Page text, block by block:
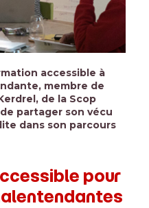
accessible à
membre de
de la Scop
partager son vécu
dans son parcours
pour